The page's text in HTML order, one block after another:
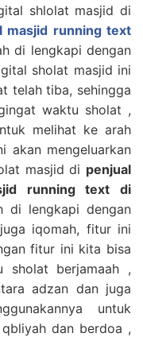
shlolat masjid di
masjid running text
di lengkapi dengan
sholat masjid ini
telah tiba, sehingga
waktu sholat ,
melihat ke arah
akan mengeluarkan
masjid di penjual
running text di
lengkapi dengan
iqomah, fitur ini
fitur ini kita bisa
berjamaah ,
adzan dan juga
untuk
dan berdoa ,